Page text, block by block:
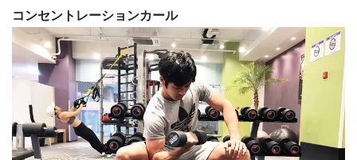
コンセントレーションカール